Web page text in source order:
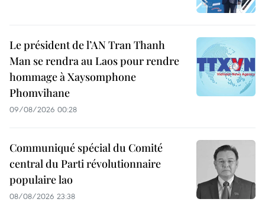
Le président de l’AN Tran Thanh
Man se rendra au Laos pour rendre
hommage à Xaysomphone
Phomvihane
09/08/2026 00:28
Communiqué spécial du Comité
central du Parti révolutionnaire
populaire lao
08/08/2026 23:38